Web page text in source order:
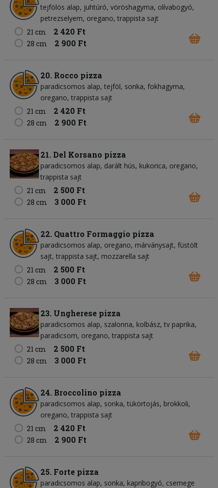
tejfölös alap juhtúró vöröshagyma olívabogyó
petrezselyem oregano trappista sajt
21 cm
2 420 Ft
28 cm 2 900 Ft
20. Rocco pizza
paradicsomos alap tejföl sonka fokhagyma
oregano trappista sajt
21 cm
2 420 Ft
28 cm 2 900 Ft
21. Del Korsano pizza
paradicsomos alap darált hús kukorica oregano
trappista sajt
21 cm
2 500 Ft
28 cm 3 000 Ft
22. Quattro Formaggio pizza
paradicsomos alap oregano márványsajt füstölt
sajt trappista sajt mozzarella sajt
21 cm
2 500 Ft
28 cm 3 000 Ft
23. Ungherese pizza
paradicsomos alap szalonna kolbász tv paprika
paradicsom oregano trappista sajt
21 cm
2 500 Ft
28 cm 3 000 Ft
24. Broccolino pizza
paradicsomos alap sonka tükörtojás brokkoli
oregano trappista sajt
21 cm
2 420 Ft
28 cm 2 900 Ft
25. Forte pizza
paradicsomos alap sonka kapribogyó csemege